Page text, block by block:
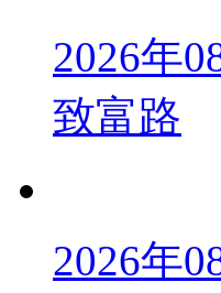
2026年
致富路
2026年